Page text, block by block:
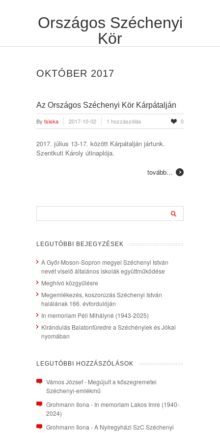
Országos Széchenyi
Kör
OKTÓBER 2017
Az Országos Széchenyi Kör Kárpátalján
By tsiska 2017-10-02 1 hozzászólás 0
2017. július 13-17. között Kárpátalján jártunk.
Szentkuti Károly útinaplója.
tovább…
LEGUTÓBBI BEJEGYZÉSEK
A Győr-Moson-Sopron megyei Széchenyi István
nevét viselő általános iskolák együttműködése
Meghívó közgyűlésre
Megemlékezés, koszorúzás Széchenyi István
halálának 166. évfordulóján
In memoriam Péli Mihályné (1943-2025)
Kirándulás Balatonfüredre a Széchényiek és Jókai
nyomában
LEGUTÓBBI HOZZÁSZÓLÁSOK
Vámos József- Megújult a kőszegremetei
Széchenyi-emlékmű
Grohmann Ilona - In memoriam Lakos Imre (1940-
2024)
Grohmann Ilona -A Nyíregyházi SzC Széchenyi